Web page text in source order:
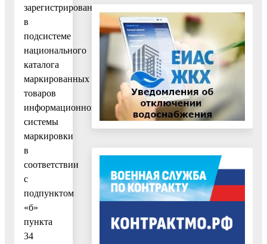
зарегистрированных
в
подсистеме
национального
каталога
маркированных
товаров
информационной
системы
маркировки
в
соответствии
с
подпунктом
«б»
пункта
34